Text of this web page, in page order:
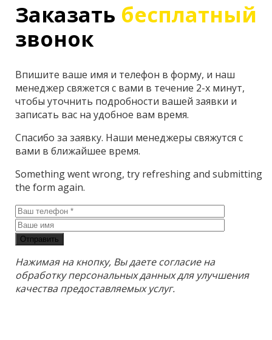
Заказать бесплатный
звонок
Впишите ваше имя и телефон в форму, и наш
менеджер свяжется с вами в течение 2-х минут,
чтобы уточнить подробности вашей заявки и
записать вас на удобное вам время.
Спасибо за заявку. Наши менеджеры свяжутся с
вами в ближайшее время.
Something went wrong, try refreshing and submitting
the form again.
Отправить
Нажимая на кнопку, Вы даете согласие на
обработку персональных данных для улучшения
качества предоставляемых услуг.